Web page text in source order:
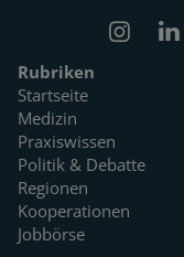
Rubriken
Startseite
Medizin
Praxiswissen
Politik & Debatte
Regionen
Kooperationen
Jobbörse